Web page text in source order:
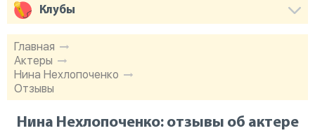
Главная
Актеры
Нина Нехлопоченко
Отзывы
Нина Нехлопоченко: отзывы об актере
Клубы